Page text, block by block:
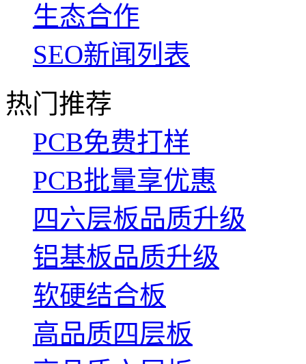
生态合作
SEO新闻列表
热门推荐
PCB免费打样
PCB批量享优惠
四六层板品质升级
铝基板品质升级
软硬结合板
高品质四层板